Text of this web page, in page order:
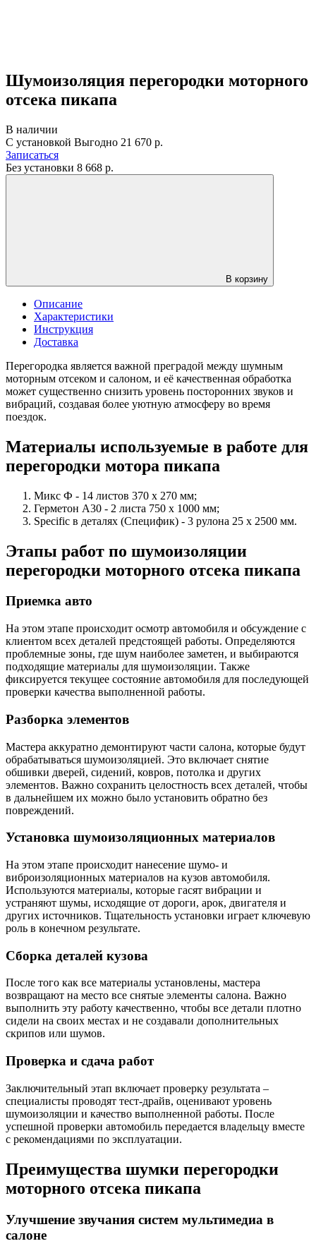
Шумоизоляция перегородки моторного
отсека пикапа
В наличии
С установкой Выгодно 21 670 р.
Записаться
Без установки 8 668 р.
В корзину
Описание
Характеристики
Инструкция
Доставка
Перегородка является важной преградой между шумным
моторным отсеком и салоном, и её качественная обработка
может существенно снизить уровень посторонних звуков и
вибраций, создавая более уютную атмосферу во время
поездок.
Материалы используемые в работе для
перегородки мотора пикапа
Микс Ф - 14 листов 370 х 270 мм;
Герметон А30 - 2 листа 750 х 1000 мм;
Specific в деталях (Специфик) - 3 рулона 25 x 2500 мм.
Этапы работ по шумоизоляции
перегородки моторного отсека пикапа
Приемка авто
На этом этапе происходит осмотр автомобиля и обсуждение с
клиентом всех деталей предстоящей работы. Определяются
проблемные зоны, где шум наиболее заметен, и выбираются
подходящие материалы для шумоизоляции. Также
фиксируется текущее состояние автомобиля для последующей
проверки качества выполненной работы.
Разборка элементов
Мастера аккуратно демонтируют части салона, которые будут
обрабатываться шумоизоляцией. Это включает снятие
обшивки дверей, сидений, ковров, потолка и других
элементов. Важно сохранить целостность всех деталей, чтобы
в дальнейшем их можно было установить обратно без
повреждений.
Установка шумоизоляционных материалов
На этом этапе происходит нанесение шумо- и
виброизоляционных материалов на кузов автомобиля.
Используются материалы, которые гасят вибрации и
устраняют шумы, исходящие от дороги, арок, двигателя и
других источников. Тщательность установки играет ключевую
роль в конечном результате.
Сборка деталей кузова
После того как все материалы установлены, мастера
возвращают на место все снятые элементы салона. Важно
выполнить эту работу качественно, чтобы все детали плотно
сидели на своих местах и не создавали дополнительных
скрипов или шумов.
Проверка и сдача работ
Заключительный этап включает проверку результата –
специалисты проводят тест-драйв, оценивают уровень
шумоизоляции и качество выполненной работы. После
успешной проверки автомобиль передается владельцу вместе
с рекомендациями по эксплуатации.
Преимущества шумки перегородки
моторного отсека пикапа
Улучшение звучания систем мультимедиа в
салоне